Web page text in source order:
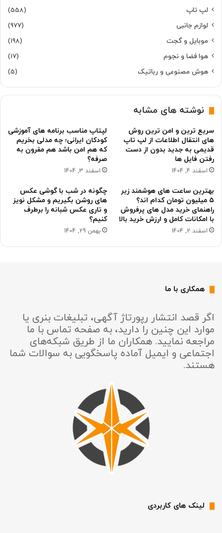
لپ تاپ
(558)
لوازم جانبی
(977)
موبایل و گجت
(198)
هوا فضا و نجوم
(17)
هوش مصنوعی و رباتیک
(5)
نوشته های مشابه
سریع ترین و امن ترین روش
های انتقال اطلاعات از لپ تاپ
قدیمی به جدید بدون از دست
رفتن فایل ها
اسفند 4, 1404
لپتاپ مناسب برنامه های آموزشی
کودکان ایرانی؛ چه مدلی بخریم
که هم امن باشد هم مقرون به
صرفه؟
اسفند 3, 1404
بهترین ساعت های هوشمند زیر
۵ میلیون تومان کدام اند؟
راهنمای خرید مدل های پرفروش
با امکانات کامل و ارزش خرید بالا
اسفند 2, 1404
چگونه در شب با گوشی عکس
های روشن بگیریم و مشکل نویز
و تاری عکس شبانه را برطرف
کنیم؟
بهمن 29, 1404
همکاری با ما
اگر قصد انتشار رپورتاژ آگهی، تبلیغات بنری یا
موارد این چنین را دارید، به صفحه تماس با ما
مراجعه نمایید. همکاران ما از طریق شبکه‌های
اجتماعی و ایمیل آماده پاسخگویی به سوالات شما
هستند.
لینک های کاربردی